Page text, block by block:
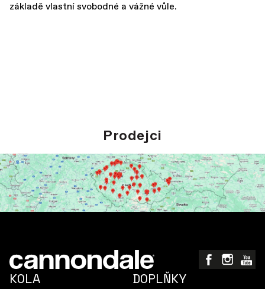
základě vlastní svobodné a vážné vůle.
Prodejci
KOLA DOPLŇKY